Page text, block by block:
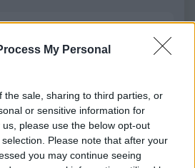
My Personal
the sale, sharing to third parties, or
or sensitive information for
please use the below opt-out
Please note that after your
you may continue seeing
50 /50
2000 /2000
σχολίου